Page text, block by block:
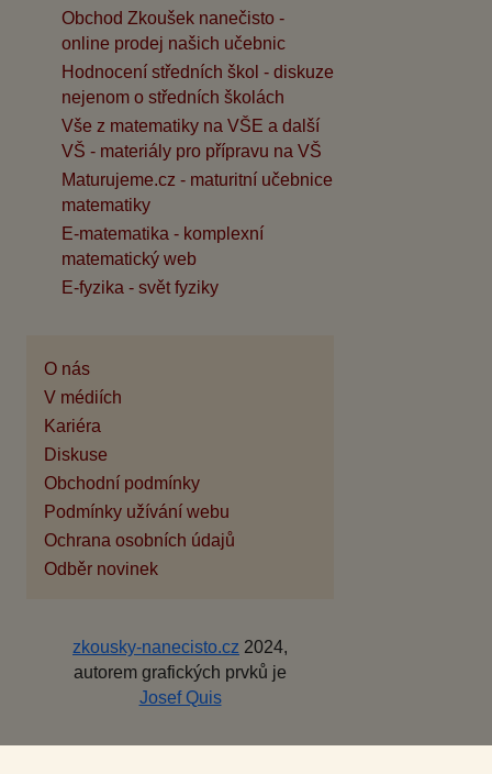
Obchod Zkoušek nanečisto -
online prodej našich učebnic
Hodnocení středních škol - diskuze
nejenom o středních školách
Vše z matematiky na VŠE a další
VŠ - materiály pro přípravu na VŠ
Maturujeme.cz - maturitní učebnice
matematiky
E-matematika - komplexní
matematický web
E-fyzika - svět fyziky
O nás
V médiích
Kariéra
Diskuse
Obchodní podmínky
Podmínky užívání webu
Ochrana osobních údajů
Odběr novinek
zkousky-nanecisto.cz 2024,
autorem grafických prvků je
Josef Quis